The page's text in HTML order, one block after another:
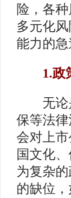
险，各
多元化
能力的急
1.政策
无论是
保等法
会对上
国文化
为复杂
的缺位